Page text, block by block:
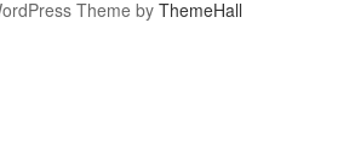
Theme byThemeHall